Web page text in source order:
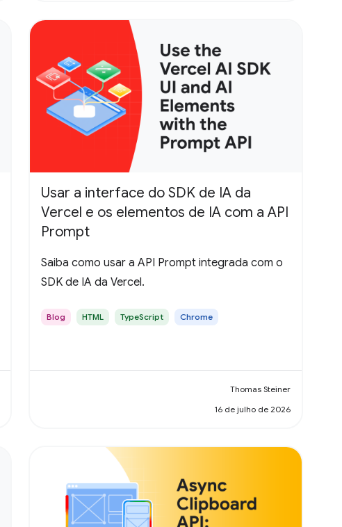
Usar a interface do SDK de IA da
Vercel e os elementos de IA com a API
Prompt
Saiba como usar a API Prompt integrada com o
SDK de IA da Vercel.
Blog HTML TypeScript Chrome
Thomas Steiner
16 de julho de 2026